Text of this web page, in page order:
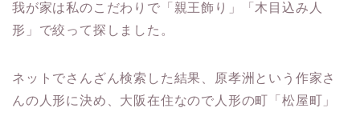
我が家は私のこだわりで「親王飾り」「木目込み人
形」で絞って探しました。
ネットでさんざん検索した結果、
原孝洲という作家さ
んの人形に決め、大阪在住なので人形の町「松屋町」